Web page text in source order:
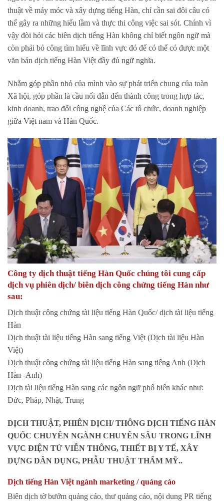
thuật về máy móc và xây dựng tiếng Hàn, chỉ cần sai đôi câu có
thể gây ra những hiểu lầm và thực thi công việc sai sót. Chính vì
vậy đòi hỏi các biên dịch tiếng Hàn không chỉ biết ngôn ngữ mà
còn phải bỏ công tìm hiểu về lĩnh vực đó để có thể có được một
văn bản dịch tiếng Hàn Việt đầy đủ ngữ nghĩa.
Nhằm góp phần nhỏ của mình vào sự phát triển chung của toàn
Xã hội, góp phần là cầu nối dẫn đến thành công trong hợp tác,
kinh doanh, trao đổi công nghệ của Các tổ chức, doanh nghiệp
giữa Việt nam và Hàn Quốc.
Công ty dịch thuật tiếng Hàn Quốc chúng tôi cung cấp
dịch vụ phiên dịch/ biên dịch công chứng tiếng Hàn như
sau:
Dịch thuật công chứng tài liệu tiếng Hàn Quốc/ dịch tài liệu tiếng
Hàn
Dịch thuật tài liệu tiếng Hàn sang tiếng Việt (Dịch tài liệu Hàn
Việt)
Dịch thuật công chứng tài liệu tiếng Hàn sang tiếng Anh (Dịch
Hàn -Anh)
Dịch tài liệu tiếng Hàn sang các ngôn ngữ phổ biến khác như:
Đức, Pháp, Nhật, Trung
DỊCH THUẬT, PHIÊN DỊCH/ THÔNG DỊCH TIẾNG HÀN
QUỐC CHUYÊN NGÀNH CHUYÊN SÂU TRONG LĨNH
VỰC ĐIỆN TỬ VIỄN THÔNG, THIẾT BỊ Y TẾ, XÂY
DỰNG DÂN DỤNG, PHẪU THUẬT THẨM MỸ..
Dịch tiếng Hàn Việt ngành marketing / quảng cáo
Biên dịch tờ bướm quảng cáo, thư quảng cáo, nội dung PR tiếng